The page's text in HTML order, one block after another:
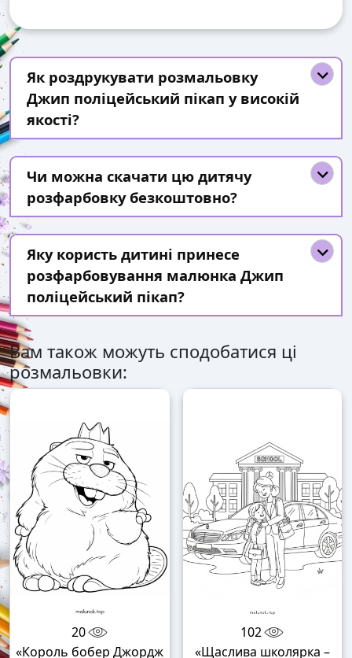
Як роздрукувати розмальовку
Джип поліцейський пікап у високій
якості?
Чи можна скачати цю дитячу
розфарбовку безкоштовно?
Яку користь дитині принесе
розфарбовування малюнка Джип
поліцейський пікап?
Вам також можуть сподобатися ці
розмальовки:
20
«Король бобер Джордж
102
«Щаслива школярка –